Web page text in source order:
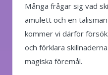
Många frågar sig vad
amulett och en
kommer vi därför
och förklara
magiska föremål.